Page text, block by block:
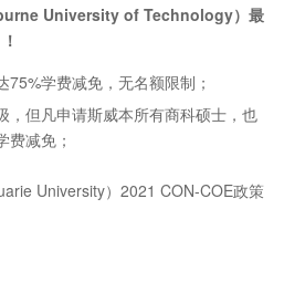
University of Technology）最
75%学费减免，无名额限制；
，但凡申请斯威本所有商科硕士，也
费减免；
University）2021 CON-COE政策